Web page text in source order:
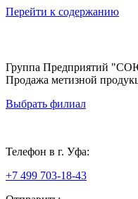
Перейти к содержанию
Группа Предприятий
Продажа метизной
Выбрать филиал
Телефон в г. Уфа:
+7 499 703-18-43